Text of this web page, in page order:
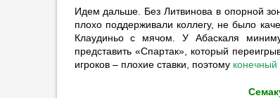
Волков: «Дзюба — феномен, это
топ-форвард»
18:56
4
Талалаев оценил победу
Идем дальше. Без Литвинова в опорной
плохо поддерживали коллегу, не было
Клаудиньо с мячом. У Абаскаля
представить «Спартак», который
игроков – плохие ставки, поэтому конечный